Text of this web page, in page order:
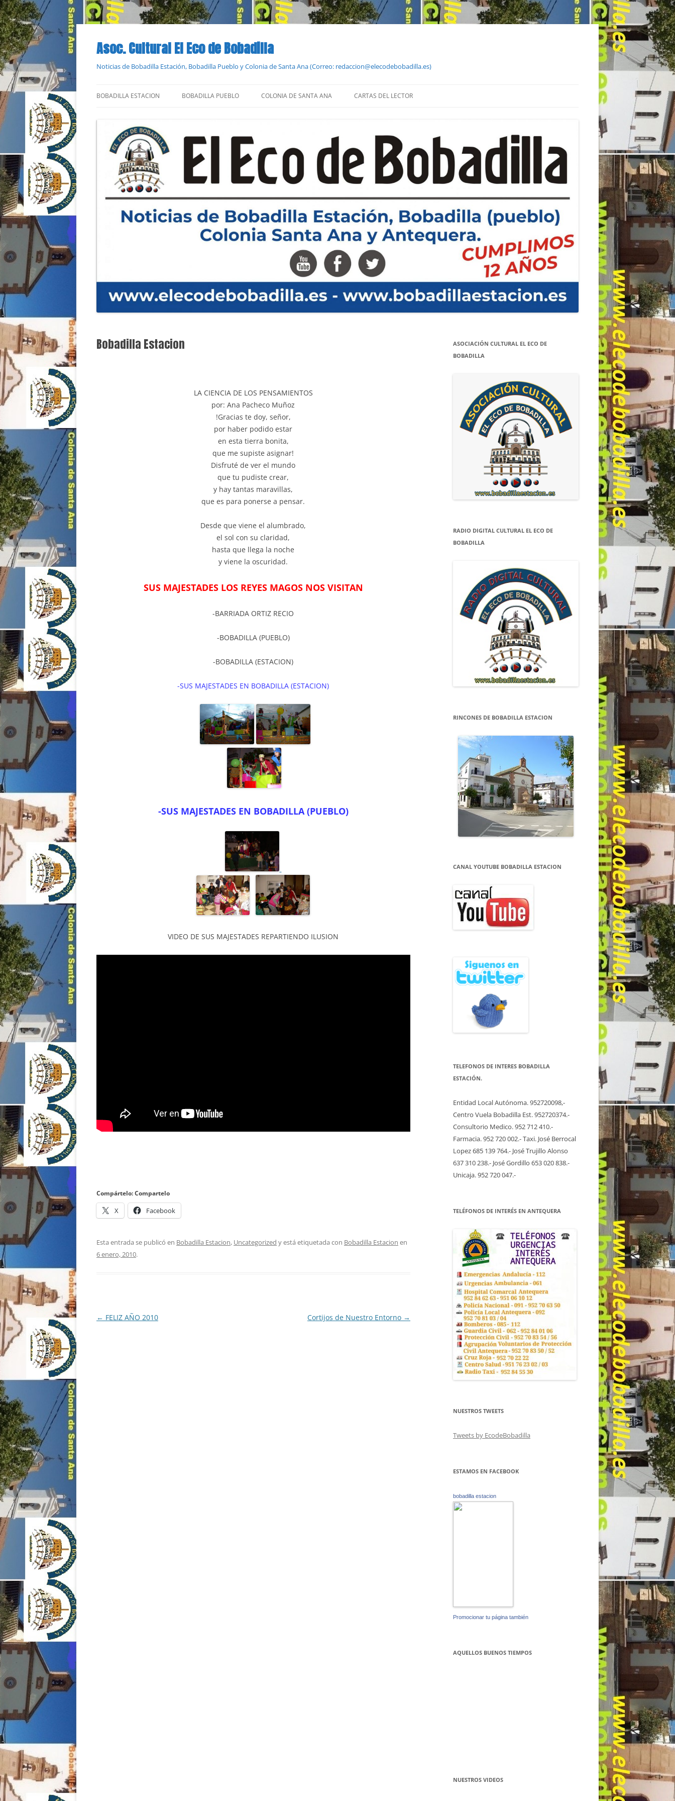
Saltar
contenido
Asoc. Cultural El Eco de Bobadilla
Noticias de Bobadilla Estación, Bobadilla Pueblo y Colonia de Santa Ana (Correo: redaccion@elecodebobadilla.es)
BOBADILLA ESTACION BOBADILLA PUEBLO COLONIA DE SANTA ANA CARTAS DEL LECTOR
Bobadilla Estacion
LA CIENCIA DE LOS PENSAMIENTOS
por: Ana Pacheco Muñoz
!Gracias te doy, señor,
por haber podido estar
en esta tierra bonita,
que me supiste asignar!
Disfruté de ver el mundo
que tu pudiste crear,
y hay tantas maravillas,
que es para ponerse a pensar.
Desde que viene el alumbrado,
el sol con su claridad,
hasta que llega la noche
y viene la oscuridad.
SUS MAJESTADES LOS REYES MAGOS NOS VISITAN
-BARRIADA ORTIZ RECIO
-BOBADILLA (PUEBLO)
-BOBADILLA (ESTACION)
-SUS MAJESTADES EN BOBADILLA (ESTACION)
-SUS MAJESTADES EN BOBADILLA (PUEBLO)
VIDEO DE SUS MAJESTADES REPARTIENDO ILUSION
Compártelo: Compartelo
X Facebook
Esta entrada se publicó en Bobadilla Estacion, Uncategorized y está etiquetada con Bobadilla Estacion en
6 enero, 2010.
Navegación
← FELIZ AÑO 2010 Cortijos de Nuestro Entorno →
ASOCIACIÓN CULTURAL EL ECO DE
BOBADILLA
RADIO DIGITAL CULTURAL EL ECO DE
BOBADILLA
RINCONES DE BOBADILLA ESTACION
CANAL YOUTUBE BOBADILLA ESTACION
TELEFONOS DE INTERES BOBADILLA
ESTACIÓN.
Entidad Local Autónoma. 952720098,-
Centro Vuela Bobadilla Est. 952720374.-
Consultorio Medico. 952 712 410.-
Farmacia. 952 720 002.- Taxi. José Berrocal
Lopez 685 139 764.- José Trujillo Alonso
637 310 238.- José Gordillo 653 020 838.-
Unicaja. 952 720 047.-
TELÉFONOS DE INTERÉS EN ANTEQUERA
NUESTROS TWEETS
Tweets by EcodeBobadilla
ESTAMOS EN FACEBOOK
bobadilla estacion
Promocionar tu página también
AQUELLOS BUENOS TIEMPOS
NUESTROS VIDEOS